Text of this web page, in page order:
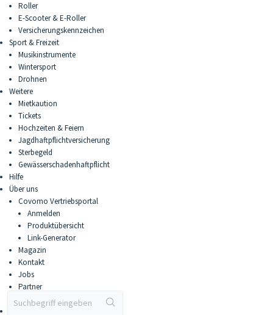
Roller
E-Scooter & E-Roller
Versicherungskennzeichen
Sport & Freizeit
Musikinstrumente
Wintersport
Drohnen
Weitere
Mietkaution
Tickets
Hochzeiten & Feiern
Jagdhaftpflichtversicherung
Sterbegeld
Gewässerschadenhaftpflicht
Hilfe
Über uns
Covomo Vertriebsportal
Anmelden
Produktübersicht
Link-Generator
Magazin
Kontakt
Jobs
Partner
Partner werden
Vertriebsportal